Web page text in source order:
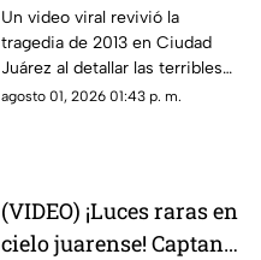
muerto una de las
víctimas de la
explosión de una
maquiladora en Ciudad
Un video viral revivió la
tragedia de 2013 en Ciudad
Juárez al detallar las terribles
quemaduras internas que
agosto 01, 2026 01:43 p. m.
(VIDEO) ¡Luces raras en
cielo juarense! Captan